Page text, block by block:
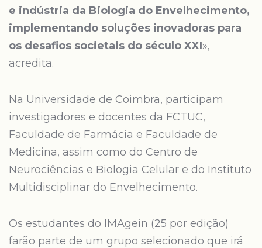
e indústria da Biologia do Envelhecimento,
implementando soluções inovadoras para
os desafios societais do século XXI»,
acredita.
Na Universidade de Coimbra, participam
investigadores e docentes da FCTUC,
Faculdade de Farmácia e Faculdade de
Medicina, assim como do Centro de
Neurociências e Biologia Celular e do Instituto
Multidisciplinar do Envelhecimento.
Os estudantes do IMAgein (25 por edição)
farão parte de um grupo selecionado que irá